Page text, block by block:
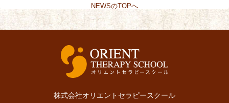
NEWSのTOPへ
株式会社オリエントセラピースクール